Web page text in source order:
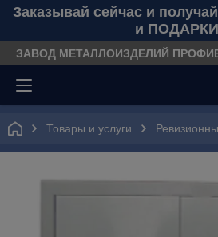
Заказывай сейчас и
и
ЗАВОД МЕТАЛЛОИЗДЕЛИЙ
Товары и услуги